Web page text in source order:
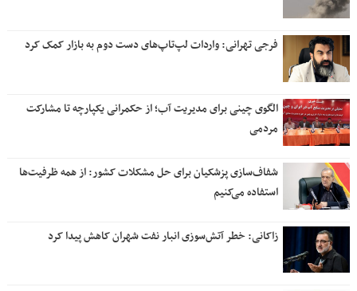
فرجی تهرانی: واردات لپ‌تاپ‌های دست دوم به بازار کمک کرد
الگوی چینی برای مدیریت آب؛ از حکمرانی یکپارچه تا مشارکت
مردمی
شفاف‌سازی پزشکیان برای حل مشکلات کشور: از همه ظرفیت‌ها
استفاده می‌کنیم
زاکانی: خطر آتش‌سوزی انبار نفت شهران کاهش پیدا کرد